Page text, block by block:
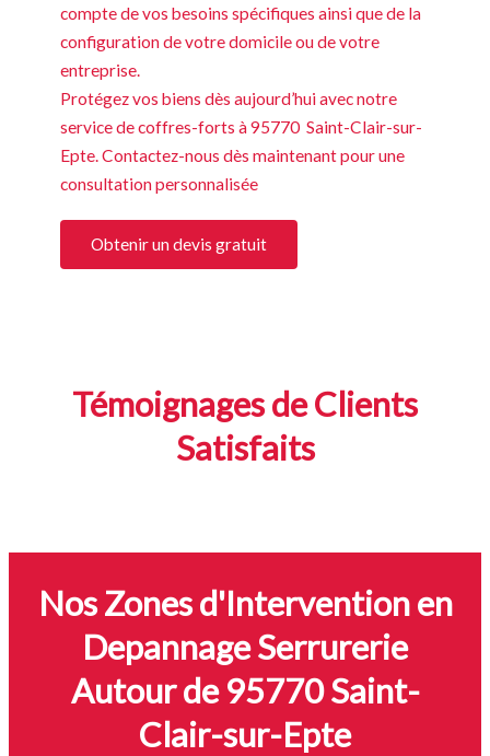
compte de vos besoins spécifiques ainsi que de la
configuration de votre domicile ou de votre
entreprise.
Protégez vos biens dès aujourd’hui avec notre
service de coffres-forts à 95770 Saint-Clair-sur-
Epte. Contactez-nous dès maintenant pour une
consultation personnalisée
Obtenir un devis gratuit
Témoignages de Clients
Satisfaits
Nos Zones d'Intervention en
Depannage Serrurerie
Autour de 95770 Saint-
Clair-sur-Epte